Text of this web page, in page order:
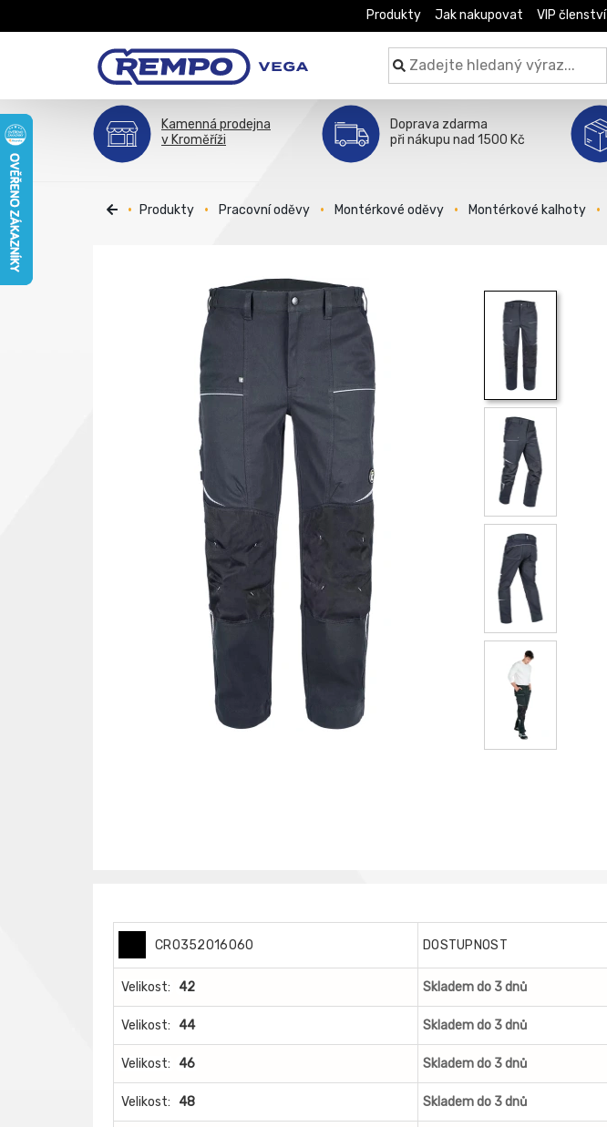
Produkty Jak nakupovat VIP členství
Kamenná prodejna
v Kroměříži
Doprava zdarma
při nákupu nad 1500 Kč
Produkty Pracovní oděvy Montérkové oděvy Montérkové kalhoty
CR0352016060 DOSTUPNOST
Velikost: 42 Skladem do 3 dnů
Velikost: 44 Skladem do 3 dnů
Velikost: 46 Skladem do 3 dnů
Velikost: 48 Skladem do 3 dnů